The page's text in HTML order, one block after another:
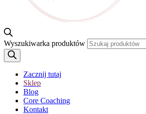
Wyszukiwarka produktów
Zacznij tutaj
Sklep
Blog
Core Coaching
Kontakt